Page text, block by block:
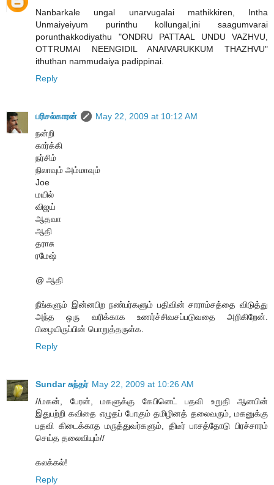
Nanbarkale ungal unarvugalai mathikkiren, Intha
Unmaiyeiyum purinthu kollungal,ini saagumvarai
porunthakkodiyathu "ONDRU PATTAAL UNDU VAZHVU,
OTTRUMAI NEENGIDIL ANAIVARUKKUM THAZHVU"
ithuthan nammudaiya padippinai.
Reply
பரிசல்காரன்
May 22, 2009 at 10:12 AM
நன்றி
கார்க்கி
நர்சிம்
நிலாவும் அம்மாவும்
Joe
மயில்
விஜய்
ஆதவா
ஆதி
தராசு
ரமேஷ்
@ ஆதி
நீங்களும் இன்னபிற நண்பர்களும் பதிவின் சாராம்சத்தை விடுத்து
அந்த ஒரு வரிக்காக உணர்ச்சிவசப்படுவதை அறிகிறேன்.
பிழையிருப்பின் பொறுத்தருள்க.
Reply
Sundar சுந்தர் May 22, 2009 at 10:26 AM
//மகன், பேரன், மகளுக்கு கேபினெட் பதவி உறுதி ஆனபின்
இதுபற்றி கவிதை எழுதப் போகும் தமிழினத் தலைவரும், மகனுக்கு
பதவி கிடைக்காத மருத்துவர்களும், திடீர் பாசத்தோடு பிரச்சாரம்
செய்த தலைவியும்//
கலக்கல்!
Reply